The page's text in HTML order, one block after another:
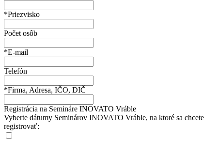
*Priezvisko
Počet osôb
*E-mail
Telefón
*Firma, Adresa, IČO, DIČ
Registrácia na Semináre INOVATO Vráble
Vyberte dátumy Seminárov INOVATO Vráble, na ktoré sa chcete
registrovať: